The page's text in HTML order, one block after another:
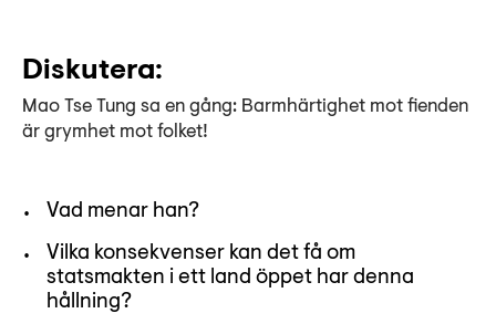
Diskutera:
Mao Tse Tung sa en gång: Barmhärtighet mot fienden
är grymhet mot folket!
Vad menar han?
Vilka konsekvenser kan det få om
statsmakten i ett land öppet har denna
hållning?